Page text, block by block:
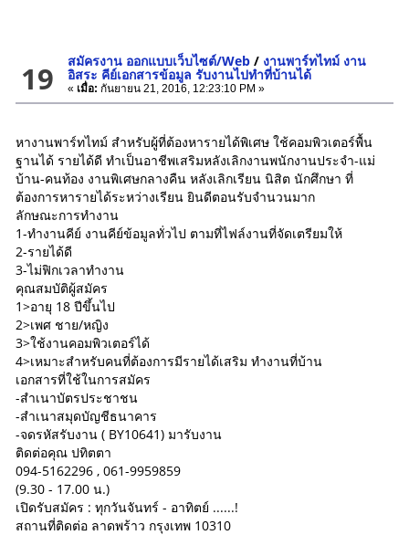
19 สมัครงาน ออกแบบเว็บไซต์/Web / งานพาร์ทไทม์ งาน
อิสระ คีย์เอกสารข้อมูล รับงานไปทำที่บ้านได้
« เมื่อ: กันยายน 21, 2016, 12:23:10 PM »
หางานพาร์ทไทม์ สำหรับผู้ที่ต้องหารายได้พิเศษ ใช้คอมพิวเตอร์พื้น
ฐานได้ รายได้ดี ทำเป็นอาชีพเสริมหลังเลิกงานพนักงานประจำ-แม่
บ้าน-คนท้อง งานพิเศษกลางคืน หลังเลิกเรียน นิสิต นักศึกษา ที่
ต้องการหารายได้ระหว่างเรียน ยินดีตอนรับจำนวนมาก
ลักษณะการทำงาน
1-ทำงานคีย์ งานคีย์ข้อมูลทั่วไป ตามที่ไฟล์งานที่จัดเตรียมให้
2-รายได้ดี
3-ไม่ฟิกเวลาทำงาน
คุณสมบัติผู้สมัคร
1>อายุ 18 ปีขึ้นไป
2>เพศ ชาย/หญิง
3>ใช้งานคอมพิวเตอร์ได้
4>เหมาะสำหรับคนที่ต้องการมีรายได้เสริม ทำงานที่บ้าน
เอกสารที่ใช้ในการสมัคร
-สำเนาบัตรประชาชน
-สำเนาสมุดบัญชีธนาคาร
-จดรหัสรับงาน ( BY10641) มารับงาน
ติดต่อคุณ ปทิตตา
094-5162296 , 061-9959859
(9.30 - 17.00 น.)
เปิดรับสมัคร : ทุกวันจันทร์ - อาทิตย์ ......!
สถานที่ติดต่อ ลาดพร้าว กรุงเทพ 10310